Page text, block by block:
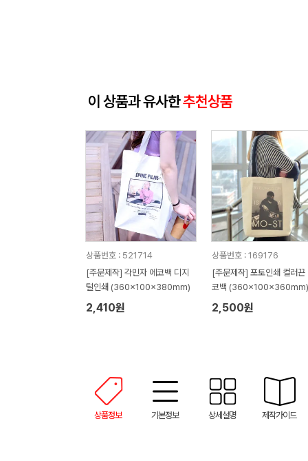
이 상품과 유사한추천상품
상품번호 : 521714
[주문제작] 각민자 에코백 디지
털인쇄 (360x100x380mm)
2,410원
상품번호 : 169176
[주문제작] 포토인쇄 컬러끈
코백 (360x100x360mm)
2,500원
상품정보 기본정보 상세설명 제작가이드